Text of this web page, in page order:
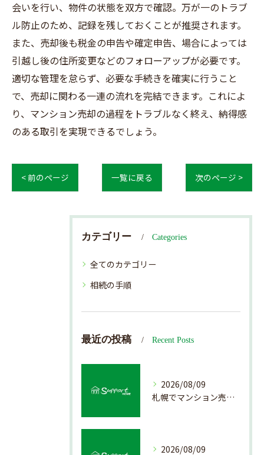
会いを行い、物件の状態を双方で確認。万が一のトラブ
ル防止のため、記録を残しておくことが推奨されます。
また、売却後も税金の申告や確定申告、場合によっては
引越し後の住所変更などのフォローアップが必要です。
適切な管理を怠らず、必要な手続きを確実に行うこと
で、売却に関わる一連の流れを完結できます。これによ
り、マンション売却の過程をトラブルなく終え、納得感
のある取引を実現できるでしょう。
< 前のページ 一覧に戻る 次のページ >
カテゴリー Categories
全てのカテゴリー
相続の手順
最近の投稿 Recent Posts
2026/08/09
札幌でマンション売却を成功させる査定と準備方法
2026/08/09